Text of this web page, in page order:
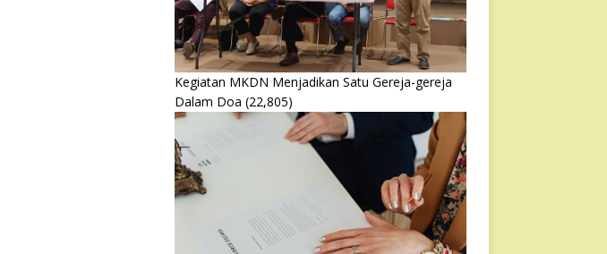
Kegiatan MKDN Menjadikan Satu Gereja-gereja
Dalam Doa (22,805)